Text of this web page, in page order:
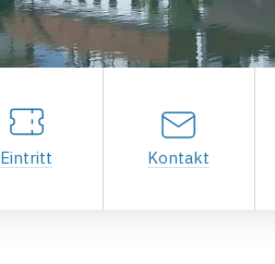
Eintritt Kontakt